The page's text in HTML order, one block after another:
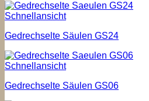
Schnellansicht
Gedrechselte Säulen GS24
Schnellansicht
Gedrechselte Säulen GS06